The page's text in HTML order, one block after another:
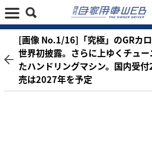
[画像 No.1/16]「究極」のGRカロ
世界初披露。さらに上ゆくチュ
たハンドリングマシン。国内受
売は2027年を予定